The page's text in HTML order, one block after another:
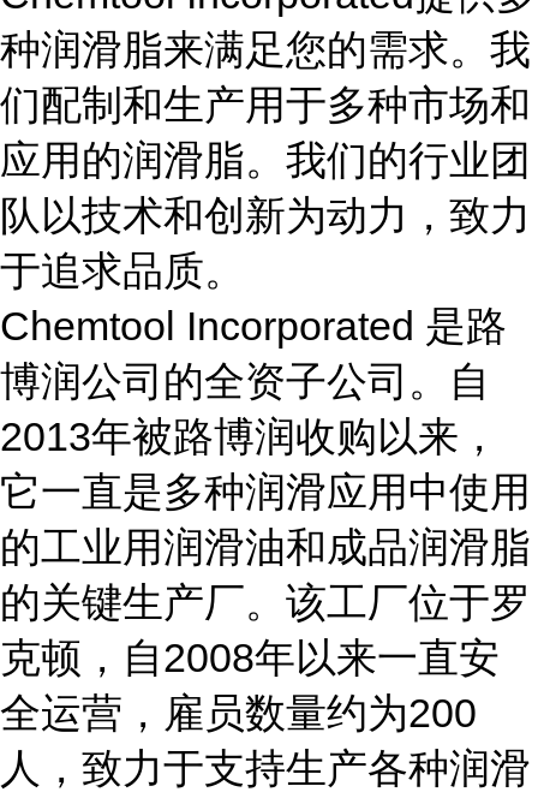
种润滑脂来满足您的需求。我
们配制和生产用于多种市场和
应用的润滑脂。我们的行业团
队以技术和创新为动力，致力
于追求品质。
Chemtool Incorporated 是路
博润公司的全资子公司。自
2013年被路博润收购以来，
它一直是多种润滑应用中使用
的工业用润滑油和成品润滑脂
的关键生产厂。该工厂位于罗
克顿，自2008年以来一直安
全运营，雇员数量约为200
人，致力于支持生产各种润滑